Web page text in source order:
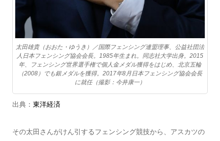
太田雄貴（おおた・ゆうき）／国際フェンシング連盟理事、公益社団法
人日本フェンシング協会会長。1985年生まれ。同志社大学出身。2015
年、フェンシング世界選手権で個人金メダル獲得をはじめ、北京五輪
（2008）でも銀メダルを獲得。2017年8月日本フェンシング協会会長
に就任（撮影：今井康一）
出典： 東洋経済
その太田さんがけん引するフェンシング競技から、アスカツの